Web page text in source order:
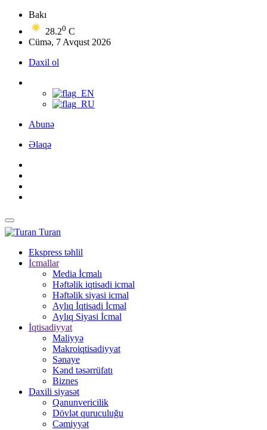
Bakı
28.20 C
Cümə, 7 Avqust 2026
Daxil ol
Abunə
Əlaqə
Turan
Ekspress təhlil
İcmallar
Media İcmalı
Həftəlik iqtisadi icmal
Həftəlik siyasi icmal
Aylıq İqtisadi İcmal
Aylıq Siyasi İcmal
İqtisadiyyat
Maliyyə
Makroiqtisadiyyat
Sənaye
Kənd təsərrüfatı
Biznes
Daxili siyasət
Qanunvericilik
Dövlət quruculuğu
Cəmiyyət